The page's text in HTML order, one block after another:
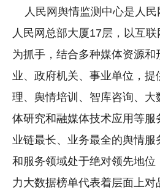
人民网舆情监测中心是人民
人民网总部大厦17层，以互
为抓手，结合多种媒体资源和
业、政府机关、事业单位，提
理、舆情培训、智库咨询、大
体研究和融媒体技术应用等
业链最长、业务最全的舆情服
和服务领域处于绝对领先地位
力大数据榜单代表着层面上对